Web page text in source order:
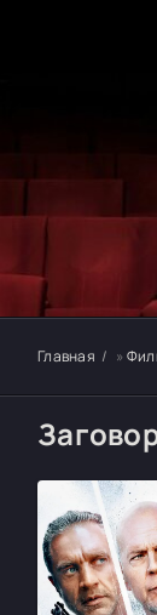
Главная »